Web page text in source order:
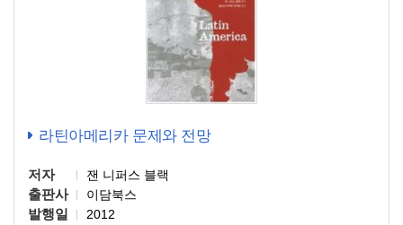
라틴아메리카 문제와 전망
저자 잰 니퍼스 블랙
출판사 이담북스
발행일 2012